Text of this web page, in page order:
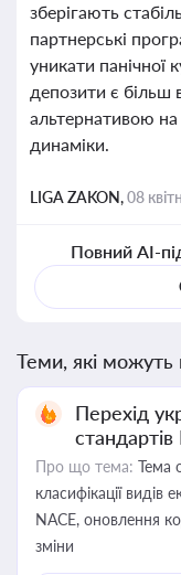
зберігають
партнерські
уникати панічної
депозити є більш
альтернативою на
динаміки.
LIGA ZAKON,08
Повний AI-
Теми, які можуть
Перехід
Про що тема: Тема
класифікації видів
NACE, оновлення
зміни